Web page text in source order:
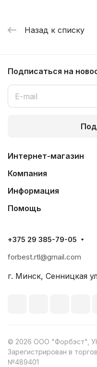
Назад к списку
Подписаться на
Интернет-магазин
Компания
Информация
Помощь
+375 29 385-79-05
forbest.rtl@gmail.com
г. Минск, Сенницкая
© 2026 ООО "Форбэст",
Зарегистрирован в
№489401